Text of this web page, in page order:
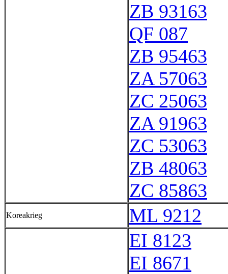
ZB 93163
QF 087
ZB 95463
ZA 57063
ZC 25063
ZA 91963
ZC 53063
ZB 48063
ZC 85863
Koreakrieg
ML 9212
EI 8123
EI 8671